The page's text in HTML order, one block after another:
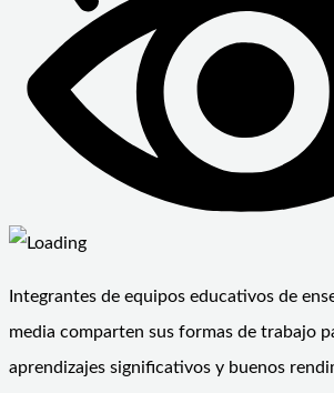
Integrantes de equipos educativos de
media comparten sus formas de trabajo
aprendizajes significativos y buenos